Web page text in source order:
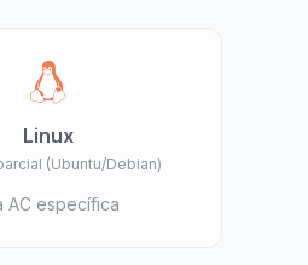
Linux
(Ubuntu/Debian)
AC específica